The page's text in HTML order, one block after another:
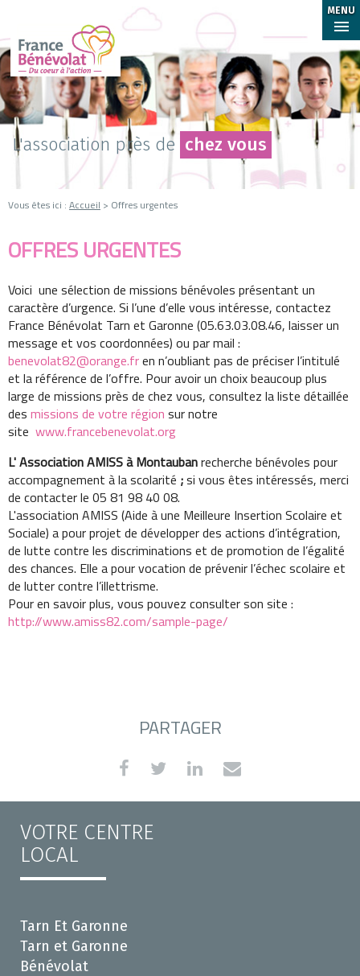
MENU
L'association près de chez vous
Vous êtes ici : Accueil > Offres urgentes
OFFRES URGENTES
Voici une sélection de missions bénévoles présentant un
caractère d’urgence. Si l’une d’elle vous intéresse, contactez
France Bénévolat Tarn et Garonne (05.63.03.08.46, laisser un
message et vos coordonnées) ou par mail :
benevolat82@orange.fren n’oubliant pas de préciser l’intitulé
et la référence de l’offre. Pour avoir un choix beaucoup plus
large de missions près de chez vous, consultez la liste détaillée
des missions de votre région sur notre
site www.francebenevolat.org
L' Association AMISS à Montaubanrecherche bénévoles pour
accompagnement à la scolarité ;si vous êtes intéressés, merci
de contacter le 05 81 98 40 08.
L'association AMISS (Aide à une Meilleure Insertion Scolaire et
Sociale) a pour projet de développer des actions d’intégration,
de lutte contre les discriminations et de promotion de l’égalité
des chances. Elle a pour vocation de prévenir l’échec scolaire et
de lutter contre l’illettrisme.
Pour en savoir plus, vous pouvez consulter son site :
http://www.amiss82.com/sample-page/
PARTAGER
VOTRE CENTRE
LOCAL
Tarn Et Garonne
Tarn et Garonne
Bénévolat